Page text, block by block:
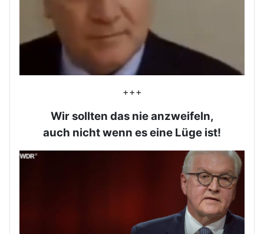
+++
Wir sollten das nie anzweifeln,
auch nicht wenn es eine Lüge ist!